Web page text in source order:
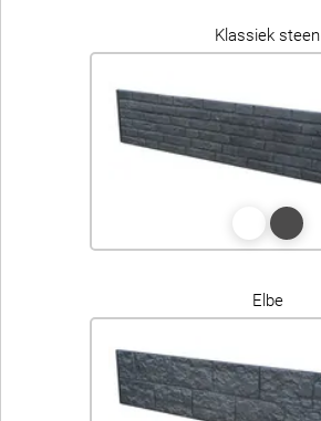
Klassiek steen
Elbe